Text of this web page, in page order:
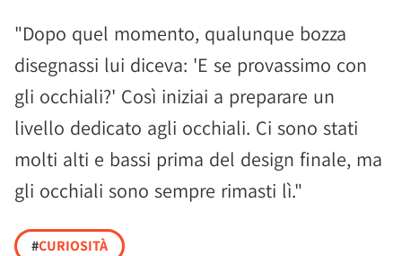
"Dopo quel momento, qualunque bozza
disegnassi lui diceva: 'E se provassimo con
gli occhiali?' Così iniziai a preparare un
livello dedicato agli occhiali. Ci sono stati
molti alti e bassi prima del design finale, ma
gli occhiali sono sempre rimasti lì."
#CURIOSITÀ